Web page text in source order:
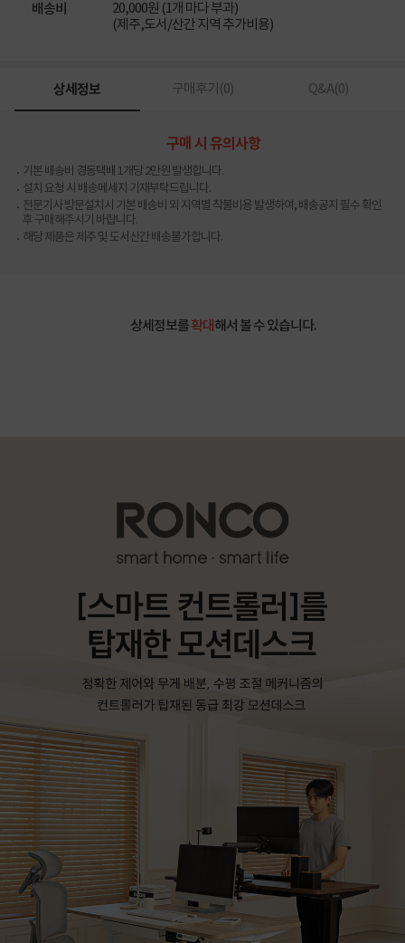
배송비
20,000원 (1개 마다 부과)
(제주,도서/산간 지역 추가비용)
상세정보 구매후기(0) Q&A(0)
구매 시 유의사항
기본 배송비 경동택배 1개당 2만원 발생합니다.
설치 요청 시 배송메세지 기재부탁드립니다.
전문기사 방문설치시 기본 배송비 외 지역별 착불비용 발생하여, 배송공지 필수 확인
후 구매해주시기 바랍니다.
해당 제품은 제주 및 도서산간 배송불가합니다.
상세정보를확대해서 볼 수 있습니다.